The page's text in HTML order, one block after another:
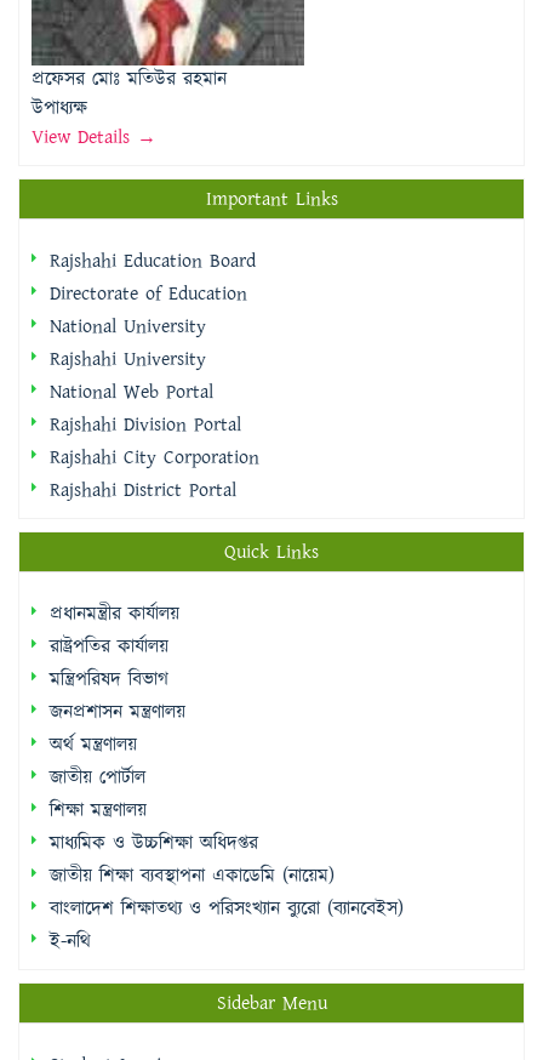
উপাধ্যক্ষ
View Details →
Rajshahi Education Board
Directorate of Education
Rajshahi University
National Web Portal
Rajshahi Division Portal
Rajshahi City Corporation
Rajshahi District Portal
Quick Links
প্রধানমন্ত্রীর কার্যালয়
জনপ্রশাসন মন্ত্রণালয়
অর্থ মন্ত্রণালয়
জাতীয় পোর্টাল
শিক্ষা মন্ত্রণালয়
মাধ্যমিক ও উচ্চশিক্ষা অধিদপ্তর
জাতীয় শিক্ষা ব্যবস্থাপনা একাডেমি (নায়েম)
বাংলাদেশ শিক্ষাতথ্য ও পরিসংখ্যান ব্যুরো (ব্যানবেইস)
ই-নথি
Sidebar Menu
Student Log in